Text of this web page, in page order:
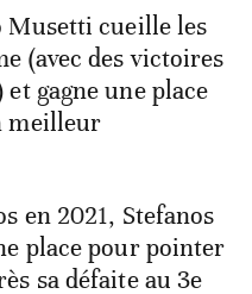
Musetti cueille les
(avec des victoires
gagne une place
meilleur
en 2021, Stefanos
place pour pointer
sa défaite au 3e